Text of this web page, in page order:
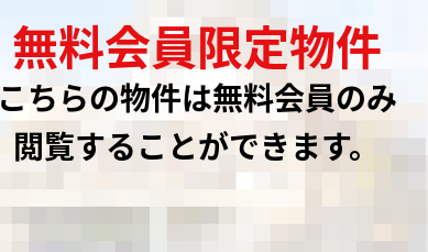
無料会員限定物件
こちらの物件は無料会員のみ
閲覧することができます。